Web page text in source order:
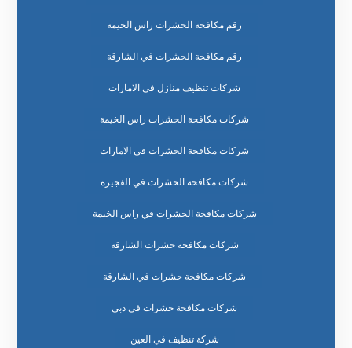
رقم مكافحة الحشرات راس الخيمة
رقم مكافحة الحشرات في الشارقة
شركات تنظيف منازل في الامارات
شركات مكافحة الحشرات راس الخيمة
شركات مكافحة الحشرات في الامارات
شركات مكافحة الحشرات في الفجيرة
شركات مكافحة الحشرات في راس الخيمة
شركات مكافحة حشرات الشارقة
شركات مكافحة حشرات في الشارقة
شركات مكافحة حشرات في دبي
شركة تنظيف في العين